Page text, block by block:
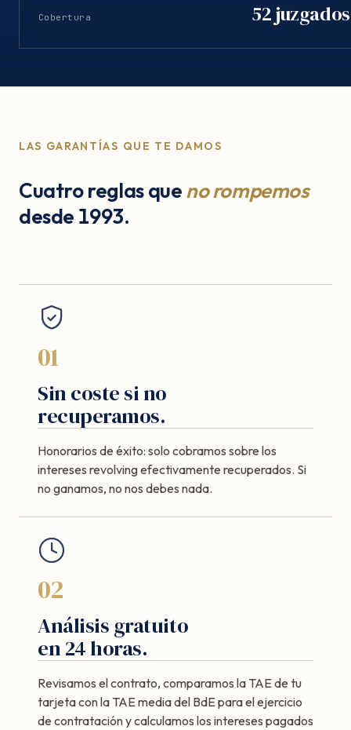
Cobertura 52 juzgados
LAS GARANTÍAS QUE TE DAMOS
Cuatro reglas queno rompemos
desde 1993.
01
Sin coste si no
recuperamos.
Honorarios de éxito: solo cobramos sobre los
intereses revolving efectivamente recuperados. Si
no ganamos, no nos debes nada.
02
Análisis gratuito
en 24 horas.
Revisamos el contrato, comparamos la TAE de tu
tarjeta con la TAE media del BdE para el ejercicio
de contratación y calculamos los intereses pagados